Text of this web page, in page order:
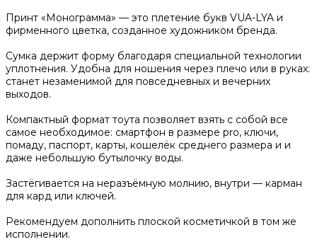
Принт «Монограмма» — это плетение букв VUA-LYA и
фирменного цветка, созданное художником бренда.
Сумка держит форму благодаря специальной технологии
уплотнения. Удобна для ношения через плечо или в руках:
станет незаменимой для повседневных и вечерних
выходов.
Компактный формат тоута позволяет взять с собой все
самое необходимое: смартфон в размере pro, ключи,
помаду, паспорт, карты, кошелёк среднего размера и и
даже небольшую бутылочку воды.
Застёгивается на неразъёмную молнию, внутри — карман
для кард или ключей.
Рекомендуем дополнить плоской косметичкой в том же
исполнении.